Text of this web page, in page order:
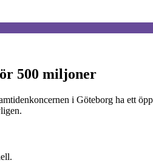
500 miljoner
i Göteborg ha ett